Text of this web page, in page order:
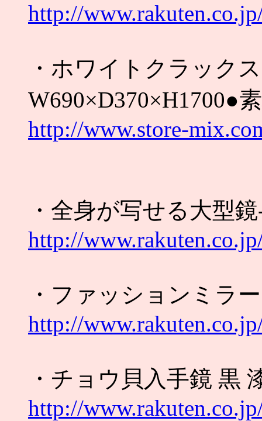
http://
・ホワイトクラック
W690×D370×H1700●
http://www.store-
・全身が写せる大型
http://
・ファッションミラ
http://
・チョウ貝入手鏡 黒
http://